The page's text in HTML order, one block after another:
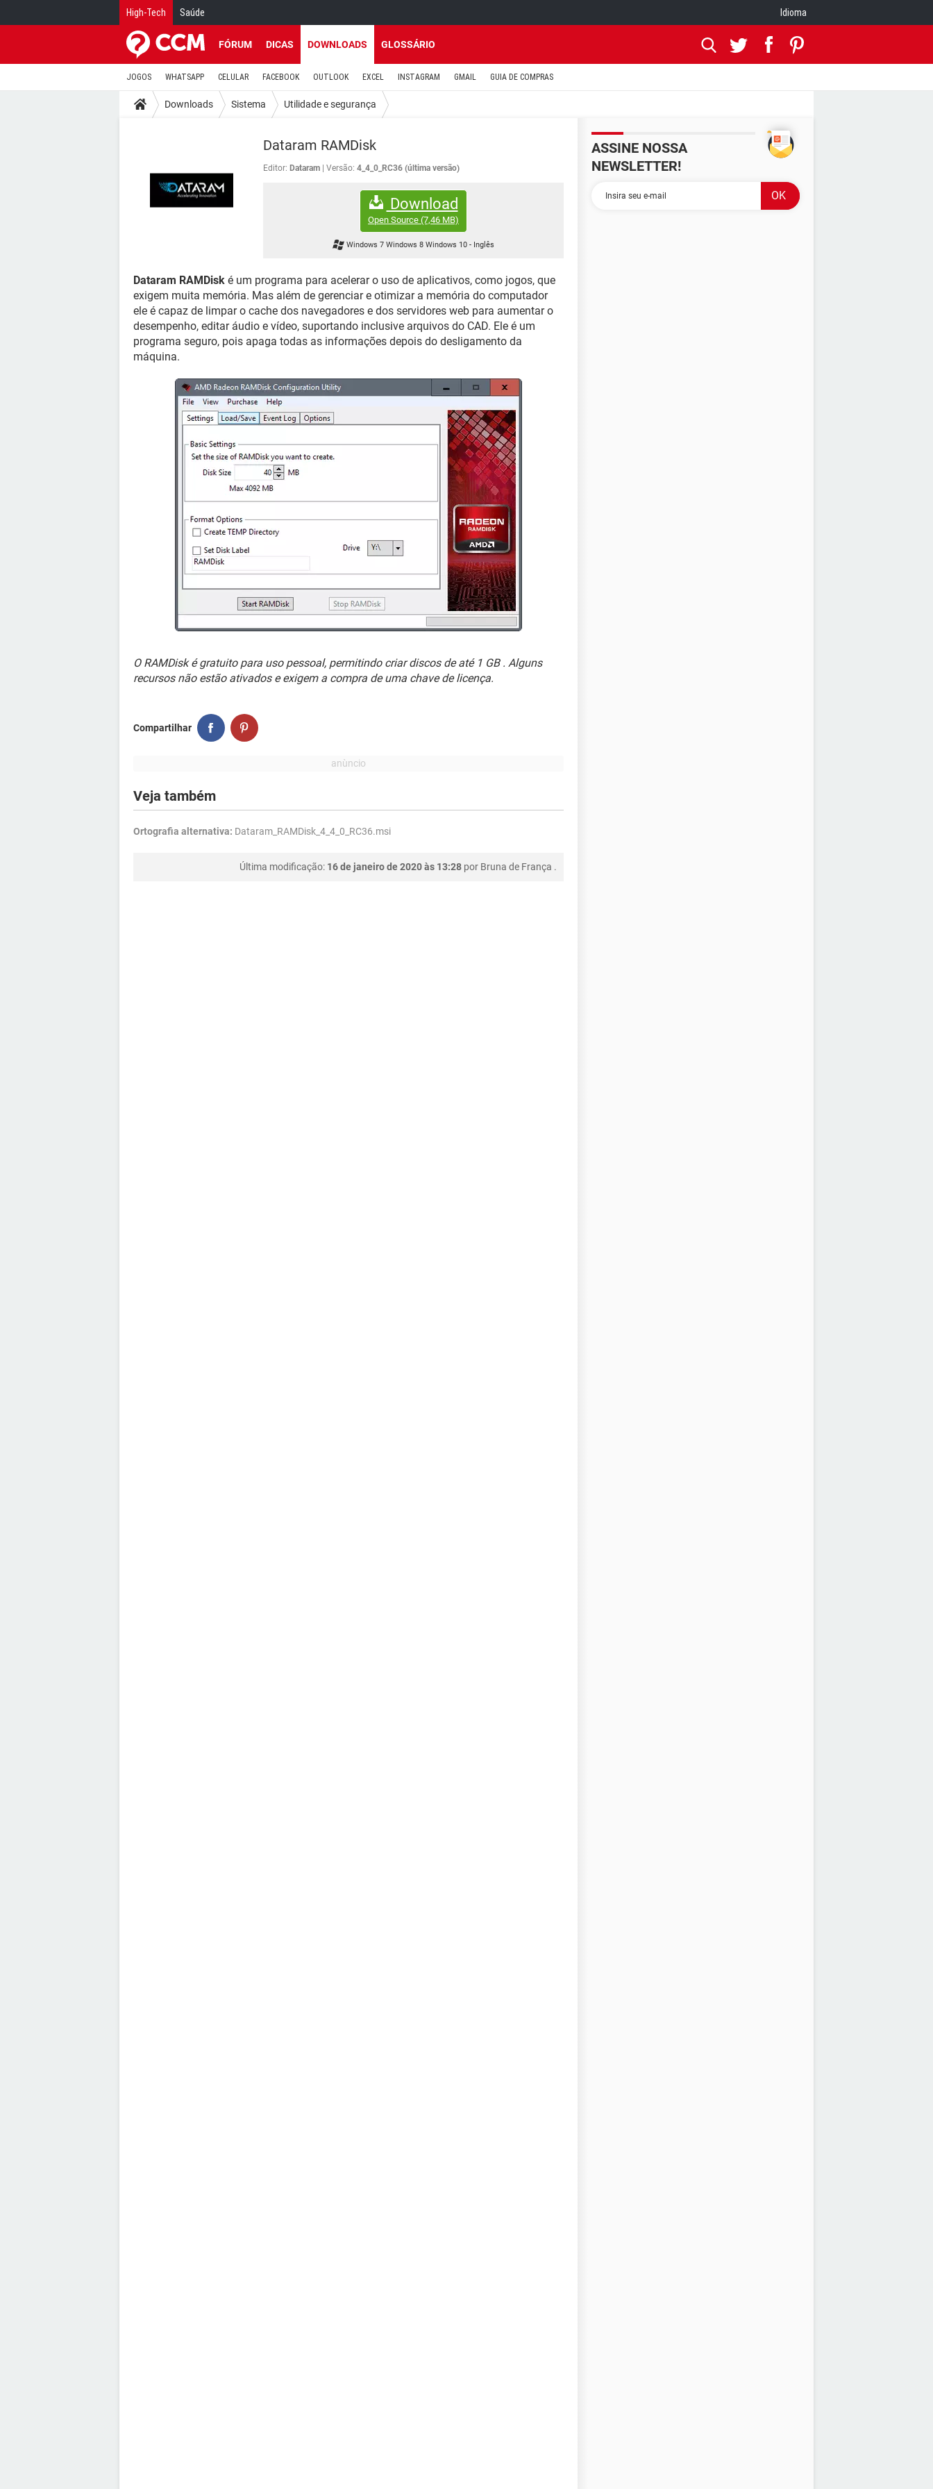
High-Tech Saúde Idioma
FÓRUM DICAS DOWNLOADS GLOSSÁRIO
JOGOS WHATSAPP CELULAR FACEBOOK OUTLOOK EXCEL INSTAGRAM GMAIL GUIA DE COMPRAS
Downloads Sistema Utilidade e segurança
Dataram RAMDisk
Editor: Dataram Versão: 4_4_0_RC36 (última versão)
Download
Open Source (7,46 MB)
Windows 7 Windows 8 Windows 10- Inglês
Dataram RAMDisk é um programa para acelerar o uso de aplicativos, como jogos, que
exigem muita memória. Mas além de gerenciar e otimizar a memória do computador
ele é capaz de limpar o cache dos navegadores e dos servidores web para aumentar o
desempenho, editar áudio e vídeo, suportando inclusive arquivos do CAD. Ele é um
programa seguro, pois apaga todas as informações depois do desligamento da
máquina.
O RAMDisk é gratuito para uso pessoal, permitindo criar discos de até 1 GB . Alguns
recursos não estão ativados e exigem a compra de uma chave de licença.
Compartilhar
Veja também
Ortografia alternativa: Dataram_RAMDisk_4_4_0_RC36.msi
Última modificação: 16 de janeiro de 2020 às 13:28 por Bruna de França .
ASSINE NOSSA
NEWSLETTER!